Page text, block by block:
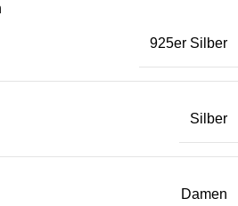
925er Silber
Silber
Damen